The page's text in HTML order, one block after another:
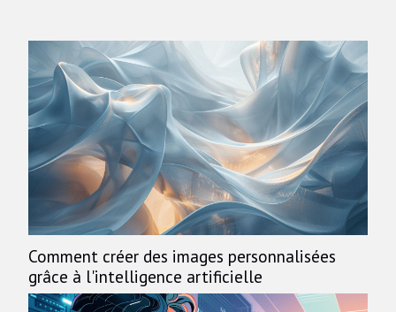
Comment créer des images personnalisées
grâce à l'intelligence artificielle